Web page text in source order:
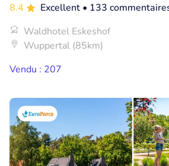
8.4 Excellent • 133
Waldhotel Eskeshof
Wuppertal (85km)
Vendu : 207